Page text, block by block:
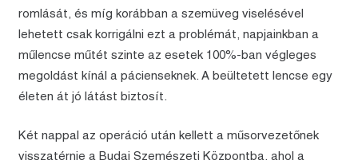
romlását, és míg korábban a szemüveg viselésével
lehetett csak korrigálni ezt a problémát, napjainkban a
műlencse műtét szinte az esetek 100%-ban végleges
megoldást kínál a pácienseknek. A beültetett lencse egy
életen át jó látást biztosít.
Két nappal az operáció után kellett a műsorvezetőnek
visszatérnie a Budai Szemészeti Központba, ahol a